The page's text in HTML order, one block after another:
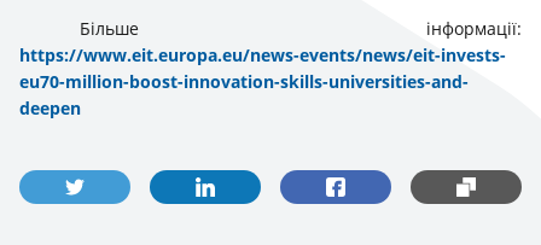
Більше інформації:
https://www.eit.europa.eu/news-events/news/eit-invests-
eu70-million-boost-innovation-skills-universities-and-
deepen